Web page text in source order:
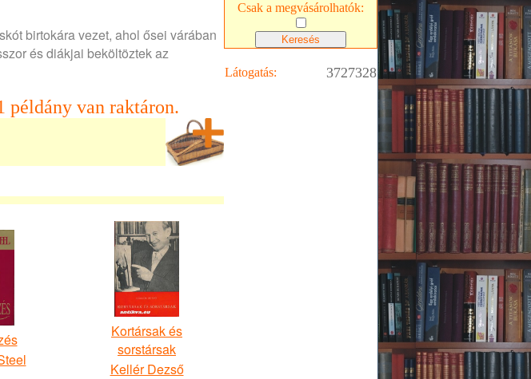
birtokára vezet, ahol ősei várában
és diákjai beköltöztek az
van raktáron.
Kortársak és
sorstársak
Kellér Dezső
Csak a megvásárolhatók:
Látogatás: 3727328